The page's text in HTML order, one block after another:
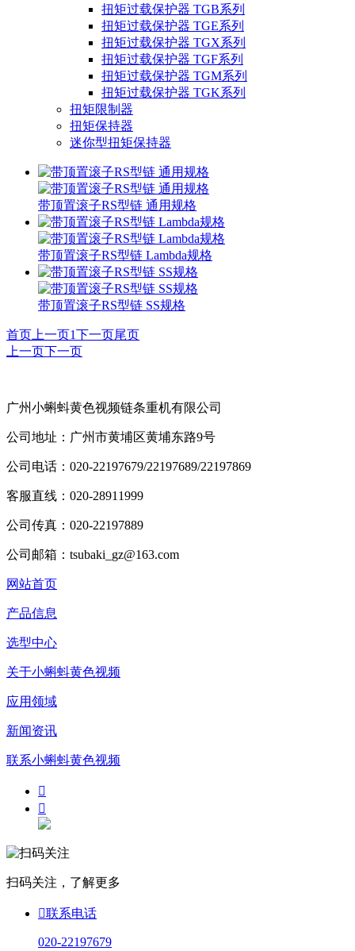
扭矩过载保护器 TGB系列
扭矩过载保护器 TGE系列
扭矩过载保护器 TGX系列
扭矩过载保护器 TGF系列
扭矩过载保护器 TGM系列
扭矩过载保护器 TGK系列
扭矩限制器
扭矩保持器
迷你型扭矩保持器
带顶置滚子RS型链 通用规格
带顶置滚子RS型链 Lambda规格
带顶置滚子RS型链 SS规格
首页 上一页1下一页尾页
上一页下一页
广州小蝌蚪黄色视频链条重机有限公司
公司地址：广州市黄埔区黄埔东路9号
公司电话：020-22197679/22197689/22197869
客服直线：020-28911999
公司传真：020-22197889
公司邮箱：tsubaki_gz@163.com
网站首页
产品信息
选型中心
关于小蝌蚪黄色视频
应用领域
新闻资讯
联系小蝌蚪黄色视频


扫码关注，了解更多
联系电话
020-22197679